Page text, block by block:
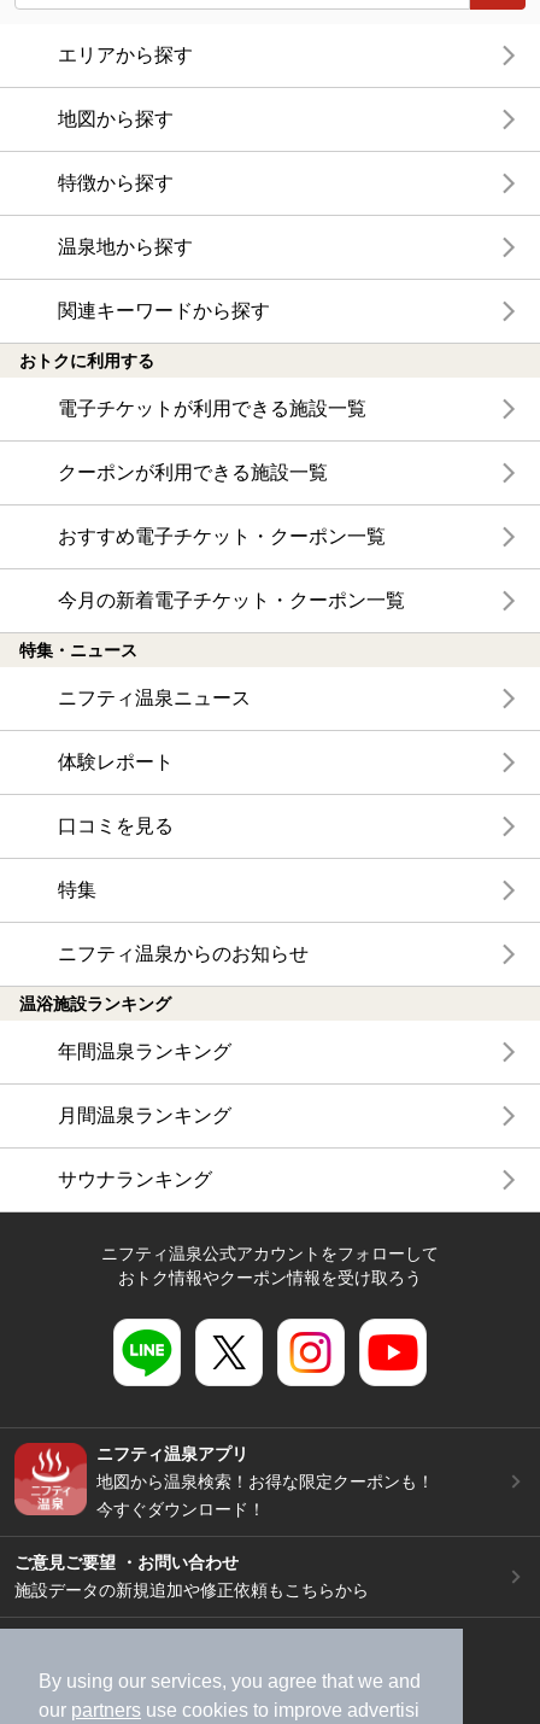
By using our services, you agree that we and
our partners use cookies to improve advertisi
エリアから探す
地図から探す
特徴から探す
温泉地から探す
関連キーワードから探す
おトクに利用する
電子チケットが利用できる施設一覧
クーポンが利用できる施設一覧
おすすめ電子チケット・クーポン一覧
今月の新着電子チケット・クーポン一覧
特集・ニュース
ニフティ温泉ニュース
体験レポート
口コミを見る
特集
ニフティ温泉からのお知らせ
温浴施設ランキング
年間温泉ランキング
月間温泉ランキング
サウナランキング
ニフティ温泉公式アカウントをフォローして
おトク情報やクーポン情報を受け取ろう
ニフティ温泉アプリ
地図から温泉検索！お得な限定クーポンも！
今すぐダウンロード！
ご意見ご要望 ・お問い合わせ
施設データの新規追加や修正依頼もこちらから
加盟店募集（資料請求）
広告出稿のご案内
利用規約
ライフスタイルMEMBERS+規約